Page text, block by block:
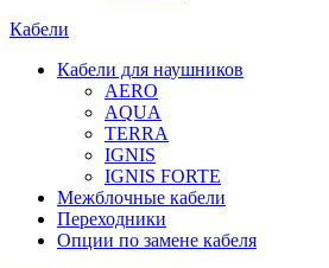
Кабели
Кабели для наушников
AERO
AQUA
TERRA
IGNIS
IGNIS FORTE
Межблочные кабели
Переходники
Опции по замене кабеля